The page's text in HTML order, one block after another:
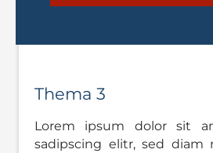
Thema 3
Lorem ipsum dolor sit
sadipscing elitr, sed diam